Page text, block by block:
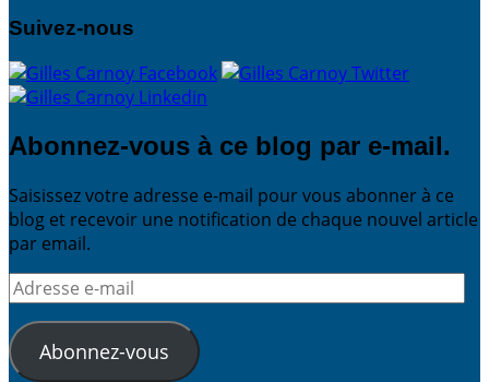
Suivez-nous
Abonnez-vous à ce blog par e-mail.
Saisissez votre adresse e-mail pour vous abonner à ce
blog et recevoir une notification de chaque nouvel article
par email.
Adresse
e-
mail
Abonnez-vous